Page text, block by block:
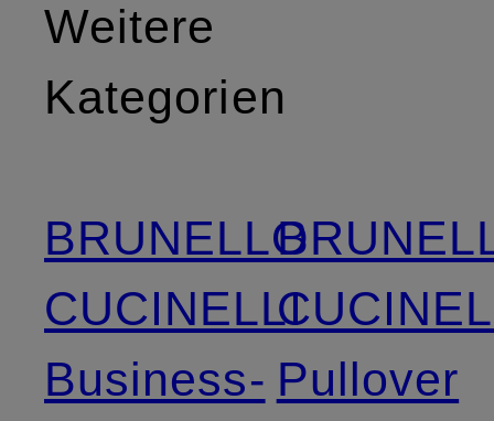
Weitere
Kategorien
BRUNELLO
CUCINELLI
Business- Pullover